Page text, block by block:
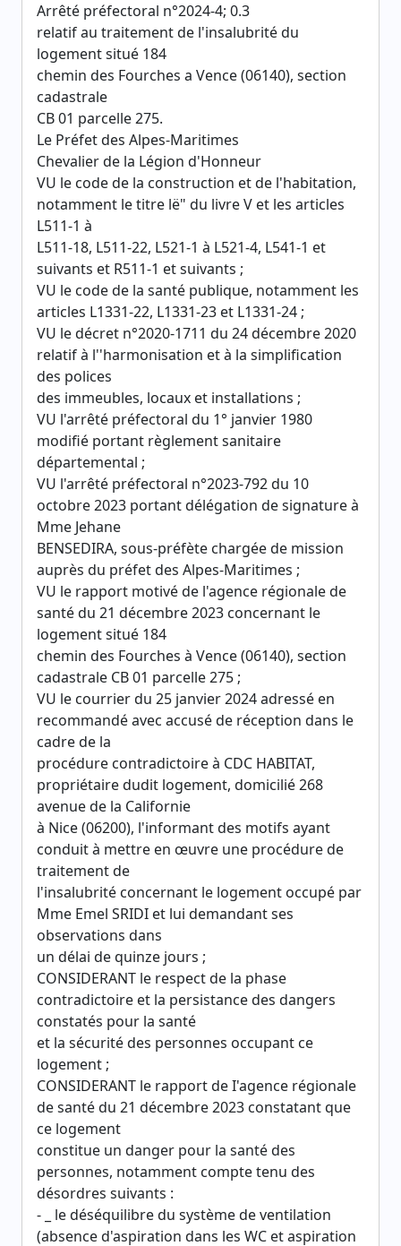
Arrêté préfectoral n°2024-4; 0.3
relatif au traitement de l'insalubrité du
logement situé 184
chemin des Fourches a Vence (06140), section
cadastrale
CB 01 parcelle 275.
Le Préfet des Alpes-Maritimes
Chevalier de la Légion d'Honneur
VU le code de la construction et de l'habitation,
notamment le titre lë" du livre V et les articles
L511-1 à
L511-18, L511-22, L521-1 à L521-4, L541-1 et
suivants et R511-1 et suivants ;
VU le code de la santé publique, notamment les
articles L1331-22, L1331-23 et L1331-24 ;
VU le décret n°2020-1711 du 24 décembre 2020
relatif à l''harmonisation et à la simplification
des polices
des immeubles, locaux et installations ;
VU l'arrêté préfectoral du 1° janvier 1980
modifié portant règlement sanitaire
départemental ;
VU l'arrêté préfectoral n°2023-792 du 10
octobre 2023 portant délégation de signature à
Mme Jehane
BENSEDIRA, sous-préfète chargée de mission
auprès du préfet des Alpes-Maritimes ;
VU le rapport motivé de l'agence régionale de
santé du 21 décembre 2023 concernant le
logement situé 184
chemin des Fourches à Vence (06140), section
cadastrale CB 01 parcelle 275 ;
VU le courrier du 25 janvier 2024 adressé en
recommandé avec accusé de réception dans le
cadre de la
procédure contradictoire à CDC HABITAT,
propriétaire dudit logement, domicilié 268
avenue de la Californie
à Nice (06200), l'informant des motifs ayant
conduit à mettre en œuvre une procédure de
traitement de
l'insalubrité concernant le logement occupé par
Mme Emel SRIDI et lui demandant ses
observations dans
un délai de quinze jours ;
CONSIDERANT le respect de la phase
contradictoire et la persistance des dangers
constatés pour la santé
et la sécurité des personnes occupant ce
logement ;
CONSIDERANT le rapport de I'agence régionale
de santé du 21 décembre 2023 constatant que
ce logement
constitue un danger pour la santé des
personnes, notamment compte tenu des
désordres suivants :
- _ le déséquilibre du système de ventilation
(absence d'aspiration dans les WC et aspiration